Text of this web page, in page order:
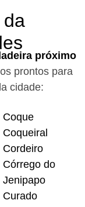
da
próximo
prontos para
cidade:
Coque
Coqueiral
Cordeiro
Córrego do
Jenipapo
Curado